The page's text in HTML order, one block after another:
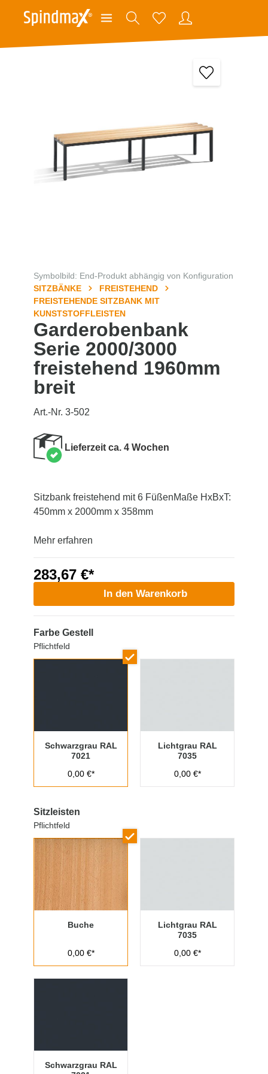
Symbolbild: End-Produkt abhängig von Konfiguration
SITZBÄNKE
FREISTEHEND
FREISTEHENDE SITZBANK MIT
KUNSTSTOFFLEISTEN
Garderobenbank
Serie 2000/3000
freistehend 1960mm
breit
Art.-Nr. 3-502
Lieferzeit ca. 4 Wochen
Sitzbank freistehend mit 6 FüßenMaße HxBxT:
450mm x 2000mm x 358mm
Mehr erfahren
283,67 €*
In den Warenkorb
Farbe Gestell
Pflichtfeld
Schwarzgrau RAL
7021
0,00 €*
Lichtgrau RAL
7035
0,00 €*
Sitzleisten
Pflichtfeld
Buche
0,00 €*
Lichtgrau RAL
7035
0,00 €*
Schwarzgrau RAL